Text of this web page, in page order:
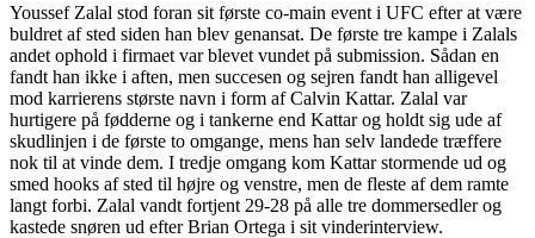
Youssef Zalal stod foran sit første co-main event i UFC efter at være
buldret af sted siden han blev genansat. De første tre kampe i Zalals
andet ophold i firmaet var blevet vundet på submission. Sådan en
fandt han ikke i aften, men succesen og sejren fandt han alligevel
mod karrierens største navn i form af Calvin Kattar. Zalal var
hurtigere på fødderne og i tankerne end Kattar og holdt sig ude af
skudlinjen i de første to omgange, mens han selv landede træffere
nok til at vinde dem. I tredje omgang kom Kattar stormende ud og
smed hooks af sted til højre og venstre, men de fleste af dem ramte
langt forbi. Zalal vandt fortjent 29-28 på alle tre dommersedler og
kastede snøren ud efter Brian Ortega i sit vinderinterview.